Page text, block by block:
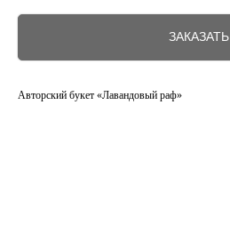
ЗАКАЗАТЬ
Авторский букет «Лавандовый раф»